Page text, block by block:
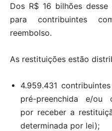
Dos R$ 16 bilhões
para contribuintes
reembolso.
As restituições estão
4.959.431
pré-preenchida e/ou
por receber a
determinada por lei);